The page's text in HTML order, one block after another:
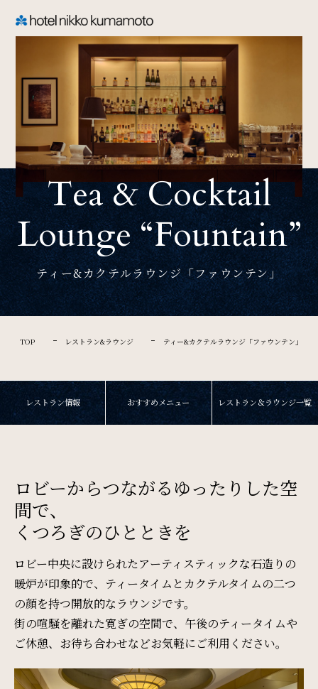
TOP
Welcome
ホテル日航熊本のご案内
Rooms
ご宿泊
Restaurant & Lounge
レストラン&ラウンジ
Banquet
会議・ご宴会
ウエディング
Access
アクセス
Sightseeing
周辺観光
Tea & Cocktail
Lounge “fountain”
ティー&カクテルラウンジ「ファウンテン」
TOP レストラン&ラウンジ ティー&カクテルラウンジ「ファウンテン」
レストラン情報 おすすめメニュー レストラン＆ラウンジ一覧
ロビーからつながるゆったりした空
間で、
くつろぎのひとときを
ロビー中央に設けられたアーティスティックな石造りの
暖炉が印象的で、ティータイムとカクテルタイムの二つ
の顔を持つ開放的なラウンジです。
街の喧騒を離れた寛ぎの空間で、午後のティータイムや
ご休憩、お待ち合わせなどお気軽にご利用ください。